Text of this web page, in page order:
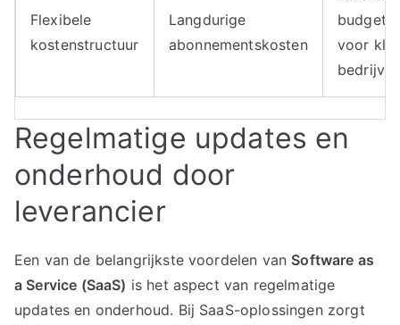
Flexibele
kostenstructuur
Langdurige
abonnementskosten
voor
Regelmatige updates en
onderhoud door
leverancier
Een van de belangrijkste voordelen van Software as
a Service (SaaS) is het aspect van regelmatige
updates en onderhoud. Bij SaaS-oplossingen zorgt